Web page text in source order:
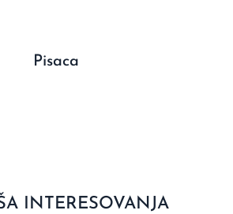
Pisaca
INTERESOVANJA